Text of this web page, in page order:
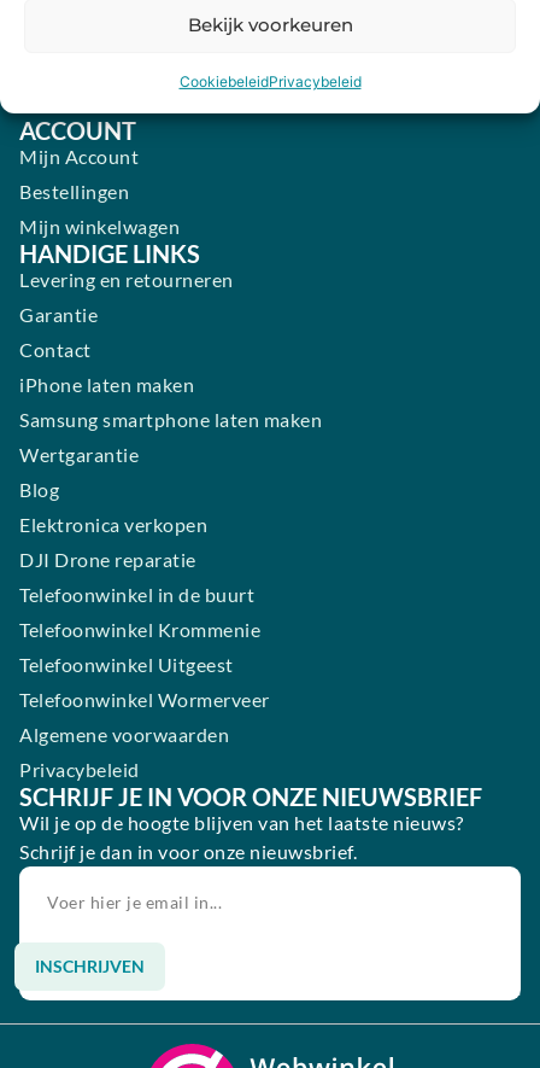
Bekijk voorkeuren
CookiebeleidPrivacybeleidGesloten ​ ​ ​ ​ ​ ​ ​
ACCOUNT
Mijn Account
Bestellingen
Mijn winkelwagen
HANDIGE LINKS
Levering en retourneren
Garantie
Contact
iPhone laten maken
Samsung smartphone laten maken
Wertgarantie
Blog
Elektronica verkopen
DJI Drone reparatie
Telefoonwinkel in de buurt
Telefoonwinkel Krommenie
Telefoonwinkel Uitgeest
Telefoonwinkel Wormerveer
Algemene voorwaarden
Privacybeleid
SCHRIJF JE IN VOOR ONZE NIEUWSBRIEF
Wil je op de hoogte blijven van het laatste nieuws?
Schrijf je dan in voor onze nieuwsbrief.
INSCHRIJVEN
Alternative: